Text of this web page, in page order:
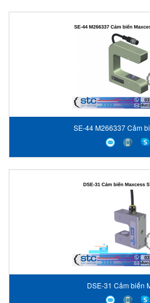
SE-44 M266337 Cảm
DSE-31 Cảm biến